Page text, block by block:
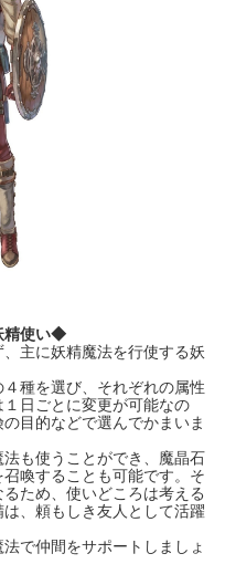
精使い◆
主に妖精魔法を行使する妖
種を選び、それぞれの属性
日ごとに変更が可能なの
目的などで選んでかまいま
も使うことができ、魔晶石
喚することも可能です。そ
ため、使いどころは考える
、頼もしき友人として活躍
で仲間をサポートしましょ